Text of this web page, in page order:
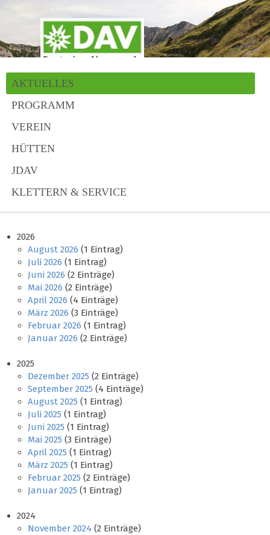
AKTUELLES
PROGRAMM
VEREIN
HÜTTEN
JDAV
KLETTERN & SERVICE
2026
August 2026 (1 Eintrag)
Juli 2026 (1 Eintrag)
Juni 2026 (2 Einträge)
Mai 2026 (2 Einträge)
April 2026 (4 Einträge)
März 2026 (3 Einträge)
Februar 2026 (1 Eintrag)
Januar 2026 (2 Einträge)
2025
Dezember 2025 (2 Einträge)
September 2025 (4 Einträge)
August 2025 (1 Eintrag)
Juli 2025 (1 Eintrag)
Juni 2025 (1 Eintrag)
Mai 2025 (3 Einträge)
April 2025 (1 Eintrag)
März 2025 (1 Eintrag)
Februar 2025 (2 Einträge)
Januar 2025 (1 Eintrag)
2024
November 2024 (2 Einträge)